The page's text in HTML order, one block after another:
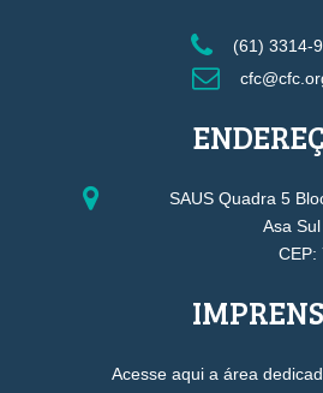
(61) 3314-
SAUS Quadra 5
Asa
CEP:
Acesse aqui a área